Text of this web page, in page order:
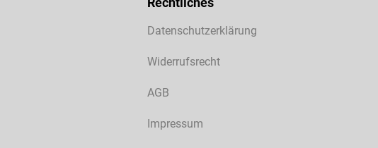
Datenschutzerklärung
Widerrufsrecht
AGB
Impressum